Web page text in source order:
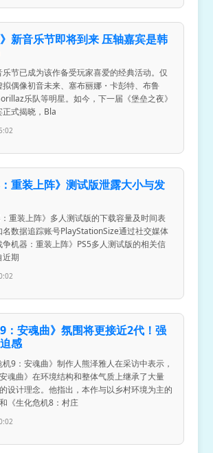
》新音乐节即将到来 压轴嘉宾是韩
乐节已成为该作备受玩家喜爱的经典活动。仅
偶像初音未来、塞布丽娜・卡彭特、布鲁
乐队等明星。如今，下一届《堡垒之夜》
式揭晓，Bla
：重装上阵》测试版泄露大小与发
重装上阵》多人测试版的下载容量及时间表
名数据追踪账号PlayStationSize通过社交媒体
机器：重装上阵》PS5多人测试版的相关信
近期
9：安魂曲》氛围将更接近2代！强
感
9：安魂曲》制作人熊泽雅人在采访中表示，
魂曲》在环境结构和整体气质上继承了大量
设计理念。他指出，本作与以乡村环境为主的
《生化危机8：村庄